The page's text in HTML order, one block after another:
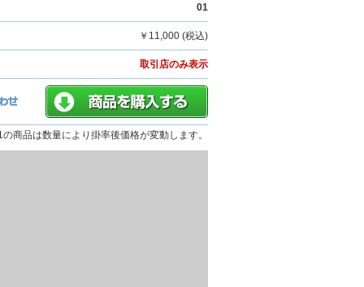
01
￥11,000 (税込)
取引店のみ表示
の商品は数量により掛率後価格が変動します。